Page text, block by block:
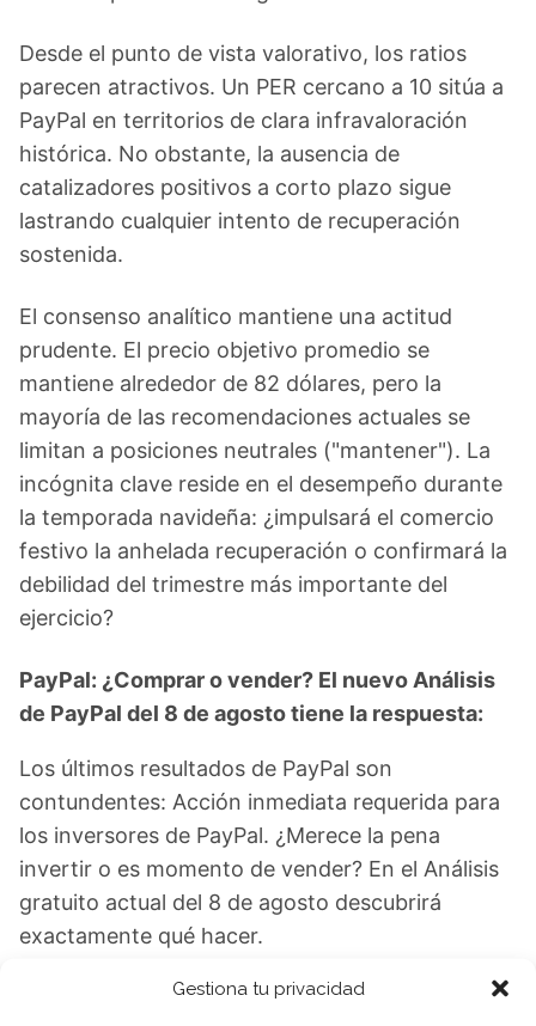
Gestiona tu privacidad
Desde el punto de vista valorativo, los ratios
parecen atractivos. Un PER cercano a 10 sitúa a
PayPal en territorios de clara infravaloración
histórica. No obstante, la ausencia de
catalizadores positivos a corto plazo sigue
lastrando cualquier intento de recuperación
sostenida.
El consenso analítico mantiene una actitud
prudente. El precio objetivo promedio se
mantiene alrededor de 82 dólares, pero la
mayoría de las recomendaciones actuales se
limitan a posiciones neutrales ("mantener"). La
incógnita clave reside en el desempeño durante
la temporada navideña: ¿impulsará el comercio
festivo la anhelada recuperación o confirmará la
debilidad del trimestre más importante del
ejercicio?
PayPal: ¿Comprar o vender? El nuevo Análisis
de PayPal del 8 de agosto tiene la respuesta:
Los últimos resultados de PayPal son
contundentes: Acción inmediata requerida para
los inversores de PayPal. ¿Merece la pena
invertir o es momento de vender? En el Análisis
gratuito actual del 8 de agosto descubrirá
exactamente qué hacer.
PayPal: ¿Comprar o vender?¡Lee más aquí!